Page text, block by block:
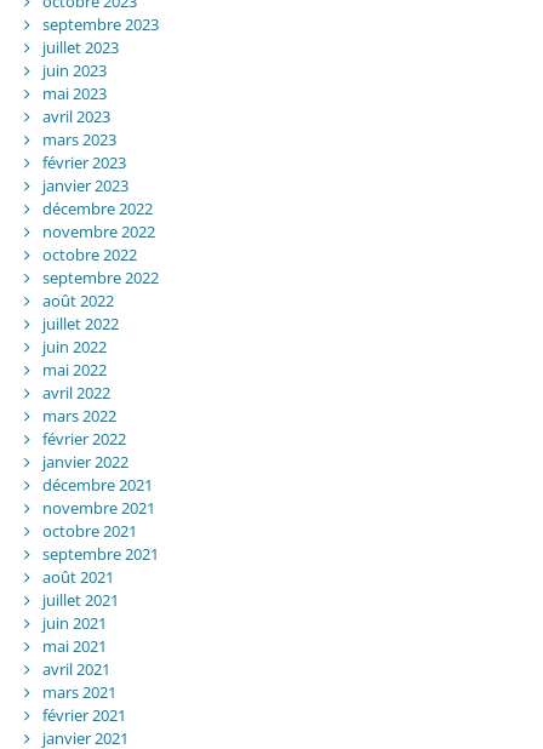
septembre 2023
juillet 2023
juin 2023
mai 2023
avril 2023
mars 2023
février 2023
janvier 2023
décembre 2022
novembre 2022
octobre 2022
septembre 2022
août 2022
juillet 2022
juin 2022
mai 2022
avril 2022
mars 2022
février 2022
janvier 2022
décembre 2021
novembre 2021
octobre 2021
septembre 2021
août 2021
juillet 2021
juin 2021
mai 2021
avril 2021
mars 2021
février 2021
janvier 2021